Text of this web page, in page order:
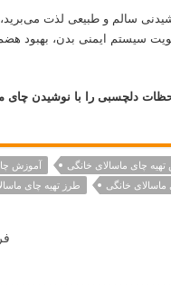
سالم و طبیعی لذت
سیستم ایمنی بدن، بهبود
دلچسبی را با نوشیدن چای
چای ماسالای خانگی آموزش
خانگی طرز تهیه چای